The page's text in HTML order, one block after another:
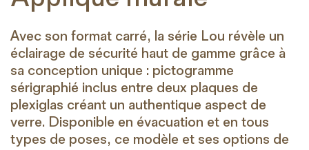
Avec son format carré, la série Lou révèle un
éclairage de sécurité haut de gamme grâce à
sa conception unique : pictogramme
sérigraphié inclus entre deux plaques de
plexiglas créant un authentique aspect de
verre. Disponible en évacuation et en tous
types de poses, ce modèle et ses options de